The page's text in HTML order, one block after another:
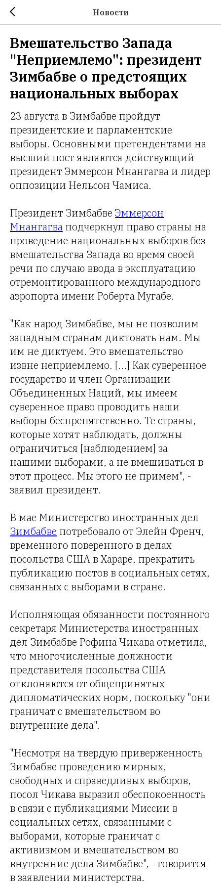
Новости
Вмешательство Запада
"Неприемлемо": президент
Зимбабве о предстоящих
национальных выборах
23 августа в Зимбабве пройдут
президентские и парламентские
выборы. Основными претендентами на
высший пост являются действующий
президент Эммерсон Мнангагва и лидер
оппозиции Нельсон Чамиса.
Президент Зимбабве Эммерсон
Мнангагва подчеркнул право страны на
проведение национальных выборов без
вмешательства Запада во время своей
речи по случаю ввода в эксплуатацию
отремонтированного международного
аэропорта имени Роберта Мугабе.
"Как народ Зимбабве, мы не позволим
западным странам диктовать нам. Мы
им не диктуем. Это вмешательство
извне неприемлемо. [...] Как суверенное
государство и член Организации
Объединенных Наций, мы имеем
суверенное право проводить наши
выборы беспрепятственно. Те страны,
которые хотят наблюдать, должны
ограничиться [наблюдением] за
нашими выборами, а не вмешиваться в
этот процесс. Мы этого не примем", -
заявил президент.
В мае Министерство иностранных дел
Зимбабве потребовало от Элейн Френч,
временного поверенного в делах
посольства США в Хараре, прекратить
публикацию постов в социальных сетях,
связанных с выборами в стране.
Исполняющая обязанности постоянного
секретаря Министерства иностранных
дел Зимбабве Рофина Чикава отметила,
что многочисленные должности
представителя посольства США
отклоняются от общепринятых
дипломатических норм, поскольку "они
граничат с вмешательством во
внутренние дела".
"Несмотря на твердую приверженность
Зимбабве проведению мирных,
свободных и справедливых выборов,
посол Чикава выразил обеспокоенность
в связи с публикациями Миссии в
социальных сетях, связанными с
выборами, которые граничат с
активизмом и вмешательством во
внутренние дела Зимбабве", - говорится
в заявлении министерства.